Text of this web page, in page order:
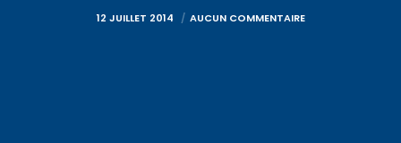
12 JUILLET 2014 AUCUN COMMENTAIRE